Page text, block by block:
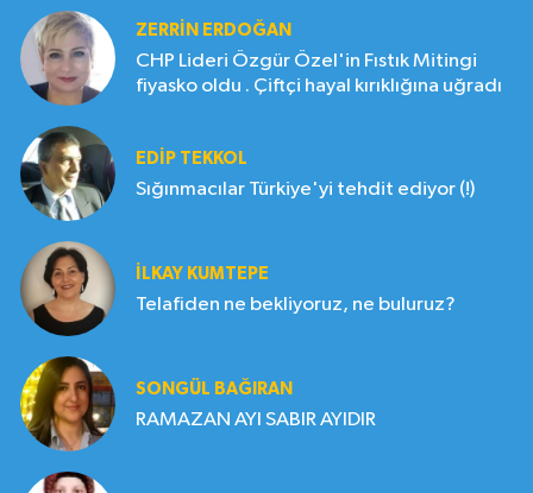
ZERRIN ERDOĞAN
CHP Lideri Özgür Özel'in Fıstık Mitingi
fiyasko oldu . Çiftçi hayal kırıklığına uğradı
EDIP TEKKOL
Sığınmacılar Türkiye'yi tehdit ediyor (!)
İLKAY KUMTEPE
Telafiden ne bekliyoruz, ne buluruz?
SONGÜL BAĞIRAN
RAMAZAN AYI SABIR AYIDIR